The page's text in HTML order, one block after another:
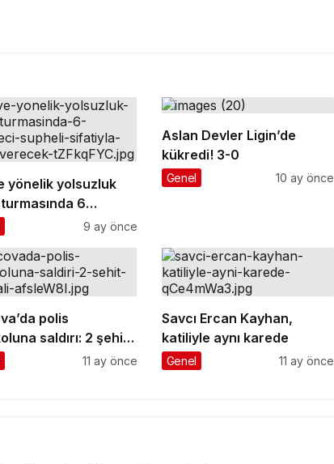
yönelik yolsuzluk
6
’şüpheli’ sıfatıyla
9 ay önce
Aslan Devler Ligin’de
kükredi! 3-0
Genel 10 ay önce
polis
saldırı: 2 şehit,
11 ay önce
Savcı Ercan Kayhan,
katiliyle aynı karede
Genel 11 ay önce